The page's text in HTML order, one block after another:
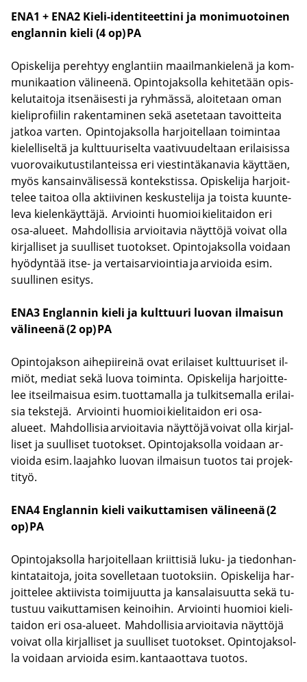
ENA1 + ENA2 Kieli-​identiteettini ja mo­ni­muo­toi­nen
englan­nin kieli (4 op)PA
Opis­ke­li­ja pe­reh­tyy englan­tiin maa­il­man­kie­le­nä ja kom­
mu­ni­kaa­tion vä­li­nee­nä. Opin­to­jak­sol­la ke­hi­te­tään opis­
ke­lu­tai­to­ja it­se­näi­ses­ti ja ryh­mäs­sä, aloi­te­taan oman
kie­li­pro­fii­lin ra­ken­ta­mi­nen sekä ase­te­taan ta­voit­tei­ta
jat­koa var­ten. Opin­to­jak­sol­la har­joi­tel­laan toi­min­taa
kie­lel­li­sel­tä ja kult­tuu­ri­sel­ta vaa­ti­vuu­del­taan eri­lai­sis­sa
vuo­ro­vai­ku­tus­ti­lan­teis­sa eri vies­tin­tä­ka­na­via käyt­täen,
myös kan­sain­vä­li­ses­sä kon­teks­tis­sa. Opis­ke­li­ja har­joit­
te­lee tai­toa olla ak­tii­vi­nen kes­kus­te­li­ja ja tois­ta kuun­te­
le­va kie­len­käyt­tä­jä. Ar­vioin­ti huo­mioi kie­li­tai­don eri
osa-​alueet. Mah­dol­li­sia ar­vioi­ta­via näyt­tö­jä voi­vat olla
kir­jal­li­set ja suul­li­set tuo­tok­set. Opin­to­jak­sol­la voi­daan
hyö­dyn­tää itse- ja ver­tai­sar­vioin­tia ja ar­vioi­da esim.
suul­li­nen esi­tys.
ENA3 Englan­nin kieli ja kult­tuu­ri luo­van il­mai­sun
vä­li­nee­nä (2 op)PA
Opin­to­jak­son ai­he­pii­rei­nä ovat eri­lai­set kult­tuu­ri­set il­
miöt, me­diat sekä luova toi­min­ta. Opis­ke­li­ja har­joit­te­
lee it­seil­mai­sua esim. tuot­ta­mal­la ja tul­kit­se­mal­la eri­lai­
sia teks­te­jä. Ar­vioin­ti huo­mioi kie­li­tai­don eri osa-​
alueet. Mah­dol­li­sia ar­vioi­ta­via näyt­tö­jä voi­vat olla kir­jal­
li­set ja suul­li­set tuo­tok­set. Opin­to­jak­sol­la voi­daan ar­
vioi­da esim. laa­jah­ko luo­van il­mai­sun tuo­tos tai pro­jek­
ti­työ.
ENA4 Englan­nin kieli vai­kut­ta­mi­sen vä­li­nee­nä (2
op)PA
Opin­to­jak­sol­la har­joi­tel­laan kriit­ti­siä luku- ja tie­don­han­
kin­ta­tai­to­ja, joita so­vel­le­taan tuo­tok­siin. Opis­ke­li­ja har­
joit­te­lee ak­tii­vis­ta toi­mi­juut­ta ja kan­sa­lai­suut­ta sekä tu­
tus­tuu vai­kut­ta­mi­sen kei­noi­hin. Ar­vioin­ti huo­mioi kie­li­
tai­don eri osa-​alueet. Mah­dol­li­sia ar­vioi­ta­via näyt­tö­jä
voi­vat olla kir­jal­li­set ja suul­li­set tuo­tok­set. Opin­to­jak­sol­
la voi­daan ar­vioi­da esim. kan­taa­ot­ta­va tuo­tos.